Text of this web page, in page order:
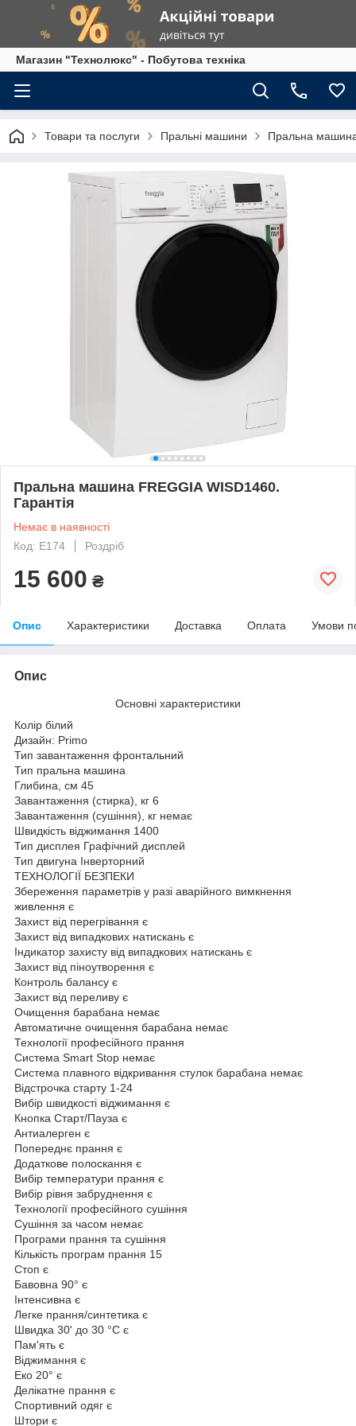
Магазин "Технолюкс" - Побутова техніка
Товари та послуги Пральні машини Пральна
Пральна машина FREGGIA WISD1460.
Гарантія
Немає в наявності
Код: E174
Роздріб
15 600 ₴
Опис Характеристики Доставка Оплата Умови
Опис
Основні характеристики
Колір білий
Дизайн: Primo
Тип завантаження фронтальний
Тип пральна машина
Глибина, см 45
Завантаження (стирка), кг 6
Завантаження (сушіння), кг немає
Швидкість віджимання 1400
Тип дисплея Графічний дисплей
Тип двигуна Інверторний
ТЕХНОЛОГІЇ БЕЗПЕКИ
Збереження параметрів у разі аварійного вимкнення
живлення є
Захист від перегрівання є
Захист від випадкових натискань є
Індикатор захисту від випадкових натискань є
Захист від піноутворення є
Контроль балансу є
Захист від переливу є
Очищення барабана немає
Автоматичне очищення барабана немає
Технології професійного прання
Система Smart Stop немає
Система плавного відкривання стулок барабана немає
Відстрочка старту 1-24
Вибір швидкості віджимання є
Кнопка Старт/Пауза є
Антиалерген є
Попереднє прання є
Додаткове полоскання є
Вибір температури прання є
Вибір рівня забруднення є
Технології професійного сушіння
Сушіння за часом немає
Програми прання та сушіння
Кількість програм прання 15
Стоп є
Бавовна 90° є
Інтенсивна є
Легке прання/синтетика є
Швидка 30' до 30 °C є
Пам'ять є
Віджимання є
Еко 20° є
Делікатне прання є
Спортивний одяг є
Штори є